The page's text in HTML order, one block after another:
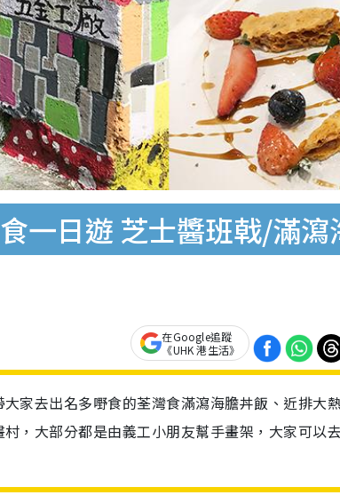
一日遊 芝士醬班戟/滿
在Google追蹤
《UHK 港生活》
家去出名多嘢食的荃灣食滿瀉海膽丼飯、近排大
，大部分都是由義工小朋友幫手畫架，大家可以